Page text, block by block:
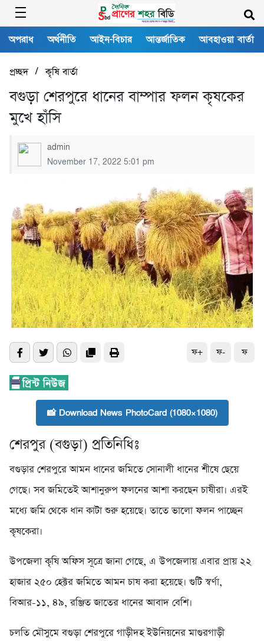
অপরাধ অর্থনীতি আইন-বিচার আন্তর্জাতিক আবহাওয়া বার্তা
প্রচ্ছদ/কৃষি বার্তা
বগুড়া শেরপুরে ধানের বাম্পার ফলন কৃষকের
মুখে হাঁসি
admin
November 17, 2022 5:01 pm
ফ+ ফ- ফ
📸 Download News PhotoCard (1080×1080)
শেরপুর (বগুড়া) প্রতিনিধিঃ
বগুড়ার শেরপুরে আমন ধানের জমিতে সোনালী ধানের শীষে ছেয়ে
গেছে। সব জমিতেই আশানুরুপ ফলনের আশা করছেন চাষীরা। এরই
মধ্যে জমি থেকে ধান কাটা শুরু হয়েছে। তাতে ভালো ফলন পাচ্ছেন
কৃষকেরা।
উপজেলা কৃষি অফিস সূত্রে জানা গেছে, এ উপজেলায় এবার প্রায় ২২
হাজার ২৫০ হেক্টর জমিতে আমন চাষ করা হয়েছে। গুটি স্বর্ণা,
বিআর-১১, ৪৯, রঞ্জিত জাতের ধানের আবাদ বেশি।
চলতি মৌসুমে বগুড়া শেরপুরে গাড়ীদহ ইউনিয়নের মাগুরগাড়ী